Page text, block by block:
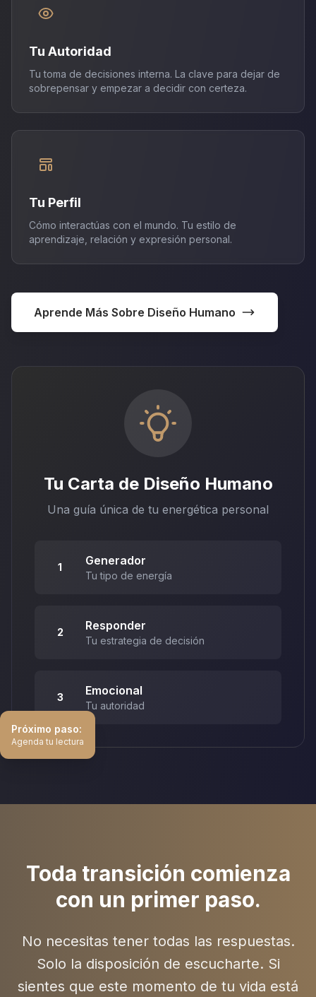
Tu Autoridad
Tu toma de decisiones interna. La clave para dejar de
sobrepensar y empezar a decidir con certeza.
Tu Perfil
Cómo interactúas con el mundo. Tu estilo de
aprendizaje, relación y expresión personal.
Aprende Más Sobre Diseño Humano
Tu Carta de Diseño Humano
Una guía única de tu energética personal
1 Generador
Tu tipo de energía
2 Responder
Tu estrategia de decisión
3 Emocional
Tu autoridad
Próximo paso:
Agenda tu lectura
Toda transición comienza
con un primer paso.
No necesitas tener todas las respuestas.
Solo la disposición de escucharte. Si
sientes que este momento de tu vida está